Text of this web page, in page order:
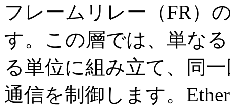
フレームリレー（FR）
す。この層では、単な
る単位に組み立て、同
通信を制御します。